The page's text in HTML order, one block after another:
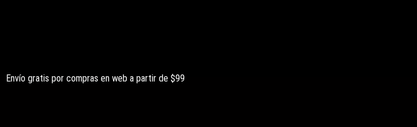
Envío gratis por compras en web a partir de $99